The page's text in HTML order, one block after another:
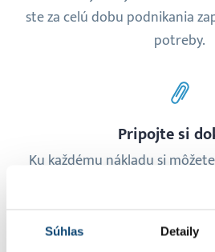
Súhlas Detaily
ste za celú dobu podnikania
potreby.
Pripojte si
Ku každému nákladu si
alebo PDF dokladu, na základe
nepokrčí, ani